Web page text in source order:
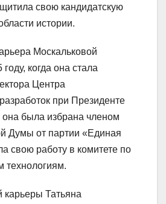
свою кандидатскую
истории.
Москальковой
когда она стала
Центра
при Президенте
была избрана членом
Думы от партии «Единая
свою работу в комитете по
технологиям.
карьеры Татьяна